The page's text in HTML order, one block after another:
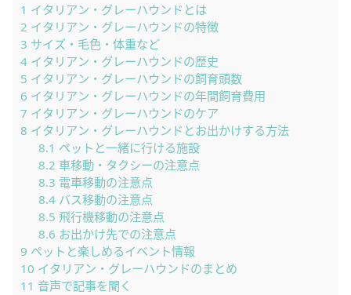
1 イタリアン・グレーハウンドとは
2 イタリアン・グレーハウンドの特徴
3 サイズ・毛色・体重など
4 イタリアン・グレーハウンドの歴史
5 イタリアン・グレーハウンドの飼育頭数
6 イタリアン・グレーハウンドの年間飼育費用
7 イタリアン・グレーハウンドのケア
8 イタリアン・グレーハウンドとお出かけする方法
8.1 ペットと一緒に行ける施設
8.2 車移動・タクシーの注意点
8.3 電車移動の注意点
8.4バス移動の注意点
8.5 飛行機移動の注意点
8.6 お出かけ先での注意点
9 ペットと楽しめるイベント情報
10 イタリアン・グレーハウンドのまとめ
11 音声で記事を聞く